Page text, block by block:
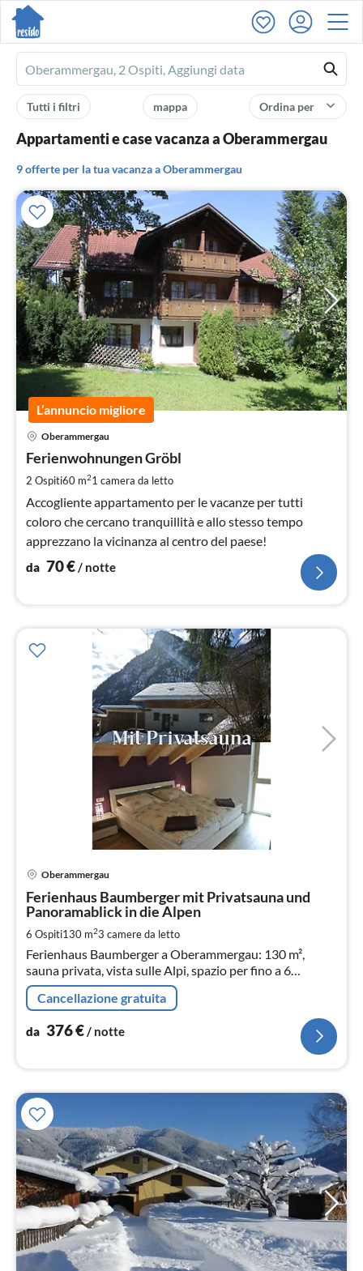
Ferienhausmiete
logo
Ordina per
mappa
Tutti i filtri
Appartamenti e case vacanza a Oberammergau
9 offerte per la tua vacanza a Oberammergau
L’annuncio migliore
Oberammergau
Ferienwohnungen Gröbl
2 Ospiti60 m21 camera da letto
Accogliente appartamento per le vacanze per tutti
coloro che cercano tranquillità e allo stesso tempo
apprezzano la vicinanza al centro del paese!
da 70€/ notte
Oberammergau
Ferienhaus Baumberger mit Privatsauna und
Panoramablick in die Alpen
6 Ospiti130 m23 camere da letto
Ferienhaus Baumberger a Oberammergau: 130 m²,
sauna privata, vista sulle Alpi, spazio per fino a 6
persone.
Cancellazione gratuita
da 376€/ notte